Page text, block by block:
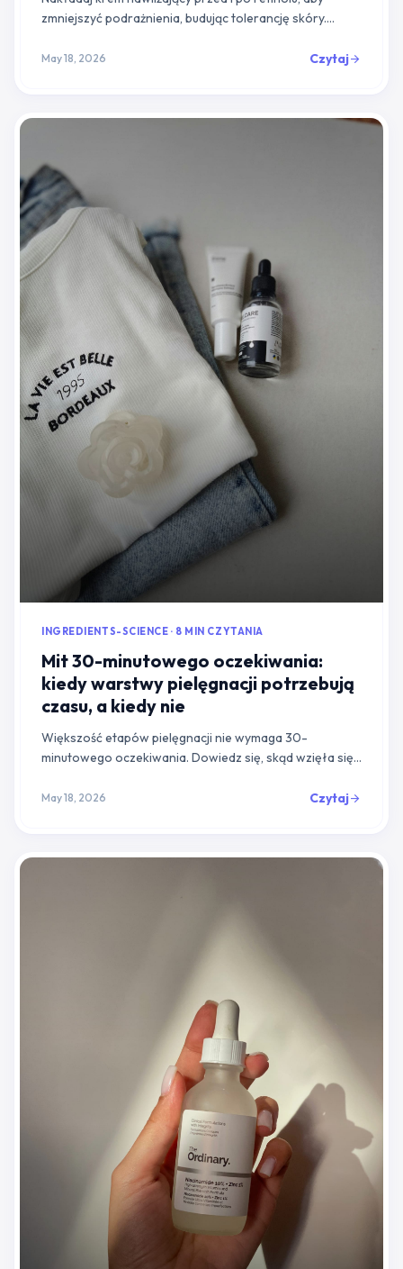
zmniejszyć podrażnienia, budując tolerancję skóry.
dowodami naukowymi.
May 18, 2026 Czytajarrow_forward
INGREDIENTS-SCIENCE · 8 MIN CZYTANIA
Mit 30-minutowego oczekiwania:
kiedy warstwy pielęgnacji potrzebują
czasu, a kiedy nie
Większość etapów pielęgnacji nie wymaga 30-
minutowego oczekiwania. Dowiedz się, skąd wzięła się
ma znaczenie i kiedy nie musisz patrzeć na zega...
May 18, 2026 Czytajarrow_forward